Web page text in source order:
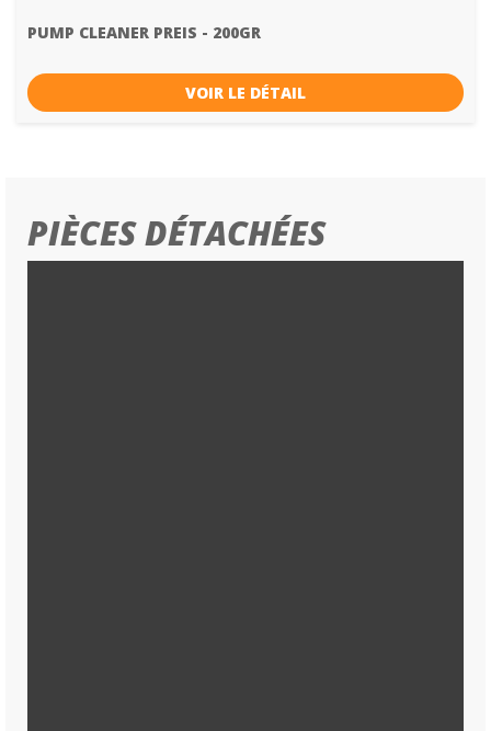
PUMP CLEANER PREIS - 200GR
VOIR LE DÉTAIL
PIÈCES DÉTACHÉES